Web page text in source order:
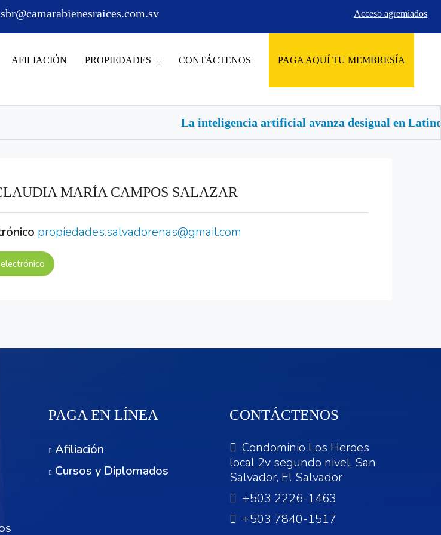
Acceso agremiados
AFILIACIÓN PROPIEDADES CONTÁCTENOS PAGA AQUÍ TU MEMBRESÍA
La inteligencia artificial avanza desigual en
MARÍA CAMPOS SALAZAR
propiedades.salvadorenas@gmail.com
PAGA EN LÍNEA
Afiliación
Cursos y Diplomados
CONTÁCTENOS
Condominio Los Heroes
local 2v segundo nivel, San
Salvador, El Salvador
+503 2226-1463
+503 7840-1517